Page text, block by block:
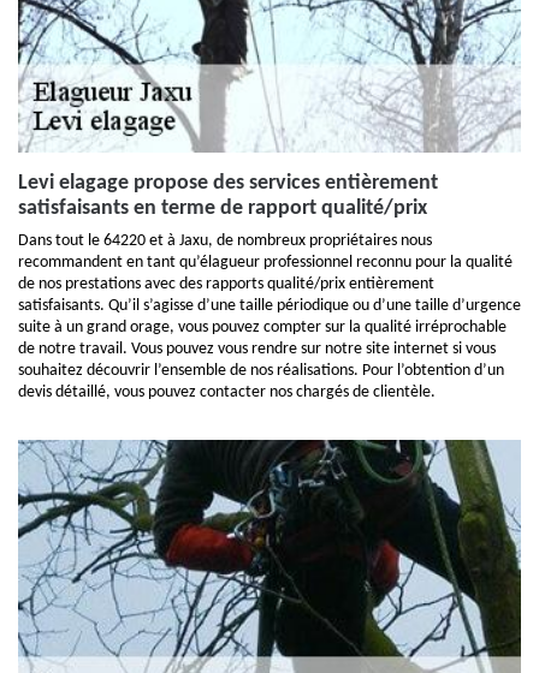
Levi elagage propose des services entièrement
satisfaisants en terme de rapport qualité/prix
Dans tout le 64220 et à Jaxu, de nombreux propriétaires nous
recommandent en tant qu’élagueur professionnel reconnu pour la qualité
de nos prestations avec des rapports qualité/prix entièrement
satisfaisants. Qu’il s’agisse d’une taille périodique ou d’une taille d’urgence
suite à un grand orage, vous pouvez compter sur la qualité irréprochable
de notre travail. Vous pouvez vous rendre sur notre site internet si vous
souhaitez découvrir l’ensemble de nos réalisations. Pour l’obtention d’un
devis détaillé, vous pouvez contacter nos chargés de clientèle.